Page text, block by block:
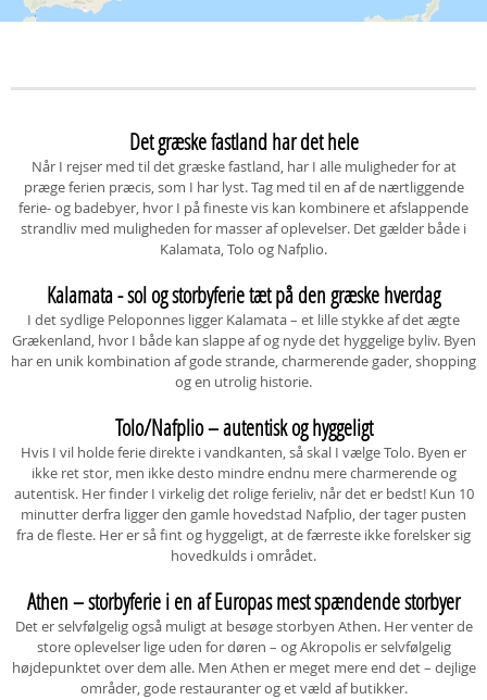
Det græske fastland har det hele
Når I rejser med til det græske fastland, har I alle muligheder for at
præge ferien præcis, som I har lyst. Tag med til en af de nærtliggende
ferie- og badebyer, hvor I på fineste vis kan kombinere et afslappende
strandliv med muligheden for masser af oplevelser. Det gælder både i
Kalamata, Tolo og Nafplio.
Kalamata - sol og storbyferie tæt på den græske hverdag
I det sydlige Peloponnes ligger Kalamata – et lille stykke af det ægte
Grækenland, hvor I både kan slappe af og nyde det hyggelige byliv. Byen
har en unik kombination af gode strande, charmerende gader, shopping
og en utrolig historie.
Tolo/Nafplio – autentisk og hyggeligt
Hvis I vil holde ferie direkte i vandkanten, så skal I vælge Tolo. Byen er
ikke ret stor, men ikke desto mindre endnu mere charmerende og
autentisk. Her finder I virkelig det rolige ferieliv, når det er bedst! Kun 10
minutter derfra ligger den gamle hovedstad Nafplio, der tager pusten
fra de fleste. Her er så fint og hyggeligt, at de færreste ikke forelsker sig
hovedkulds i området.
Athen – storbyferie i en af Europas mest spændende storbyer
Det er selvfølgelig også muligt at besøge storbyen Athen. Her venter de
store oplevelser lige uden for døren – og Akropolis er selvfølgelig
højdepunktet over dem alle. Men Athen er meget mere end det – dejlige
områder, gode restauranter og et væld af butikker.